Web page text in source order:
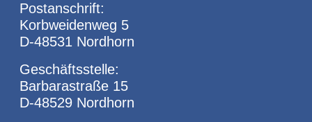
Postanschrift:
Korbweidenweg 5
D-48531 Nordhorn
Geschäftsstelle:
Barbarastraße 15
D-48529 Nordhorn